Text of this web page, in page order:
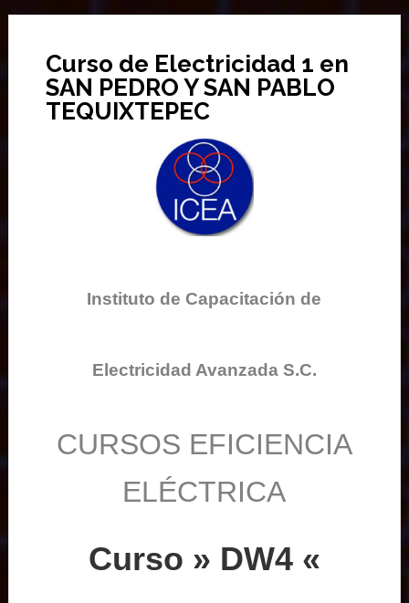
Curso de Electricidad 1 en
SAN PEDRO Y SAN PABLO
TEQUIXTEPEC
Instituto de Capacitación de
Electricidad Avanzada S.C.
CURSOS EFICIENCIA
ELÉCTRICA
Curso » DW4 «